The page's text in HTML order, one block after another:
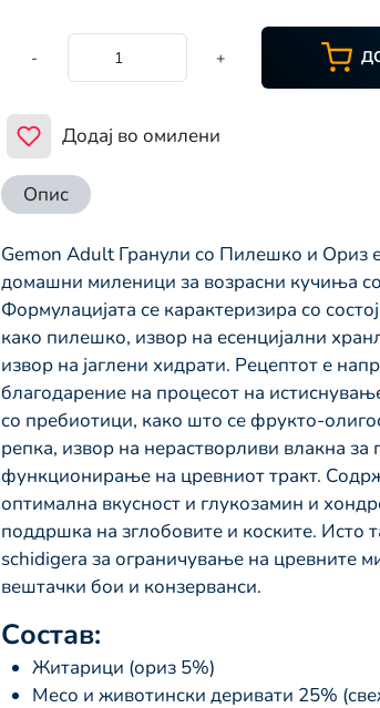
- +
Додај во омилени
Опис
Gemon Adult Гранули со Пилешко и Ориз
домашни миленици за возрасни кучиња
Формулацијата се карактеризира со
како пилешко, извор на есенцијални
извор на јаглени хидрати. Рецептот е
благодарение на процесот на
со пребиотици, како што се фрукто-
репка, извор на нерастворливи влакна
функционирање на цревниот тракт.
оптимална вкусност и глукозамин и
поддршка на зглобовите и коските. Исто
schidigera за ограничување на цревните
вештачки бои и конзерванси.
Состав:
Житарици (ориз 5%)
Месо и животински деривати 25%